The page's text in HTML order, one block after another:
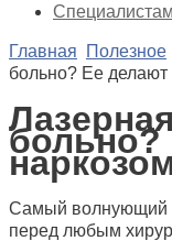
Специалистам
Главная Полезное
больно? Ее
больно?
Самый волнующий
перед любым